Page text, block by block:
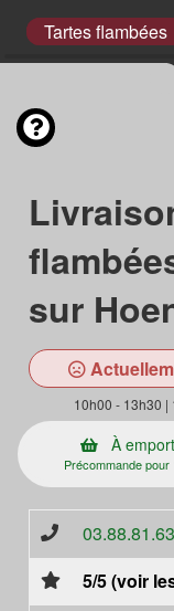
Tartes flambées
sur
10h00 - 13h30 |
À
Précommande pour
5/5 (voir